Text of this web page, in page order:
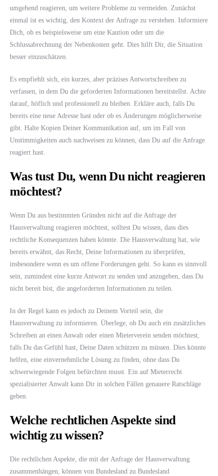
umgehend reagieren, um weitere Probleme zu vermeiden. Zunächst
einmal ist es wichtig, den Kontext der Anfrage zu verstehen. Informiere
Dich, ob es beispielsweise um eine Kaution oder um die
Schlussabrechnung der Nebenkosten geht. Dies hilft Dir, die Situation
besser einzuschätzen.
Es empfiehlt sich, ein kurzes, aber präzises Antwortschreiben zu
verfassen, in dem Du die geforderten Informationen bereitstellst. Achte
darauf, höflich und professionell zu bleiben. Erkläre auch, falls Du
bereits eine neue Adresse hast oder ob es Änderungen möglicherweise
gibt. Halte Kopien Deiner Kommunikation auf, um im Fall von
Unstimmigkeiten auch nachweisen zu können, dass Du auf die Anfrage
reagiert hast.
Was tust Du, wenn Du nicht reagieren
möchtest?
Wenn Du aus bestimmten Gründen nicht auf die Anfrage der
Hausverwaltung reagieren möchtest, solltest Du wissen, dass dies
rechtliche Konsequenzen haben könnte. Die Hausverwaltung hat, wie
bereits erwähnt, das Recht, Deine Informationen zu überprüfen,
insbesondere wenn es um offene Forderungen geht. So kann es sinnvoll
sein, zumindest eine kurze Antwort zu senden und anzugeben, dass Du
nicht bereit bist, die angeforderten Informationen zu teilen.
In der Regel kann es jedoch zu Deinem Vorteil sein, die
Hausverwaltung zu informieren. Überlege, ob Du auch ein zusätzliches
Schreiben an einen Anwalt oder einen Mieterverein senden möchtest,
falls Du das Gefühl hast, Deine Daten schützen zu müssen. Dies könnte
helfen, eine einvernehmliche Lösung zu finden, ohne dass Du
schwerwiegende Folgen befürchten musst. Ein auf Mieterrecht
spezialisierter Anwalt kann Dir in solchen Fällen genauere Ratschläge
geben.
Welche rechtlichen Aspekte sind
wichtig zu wissen?
Die rechtlichen Aspekte, die mit der Anfrage der Hausverwaltung
zusammenhängen, können von Bundesland zu Bundesland